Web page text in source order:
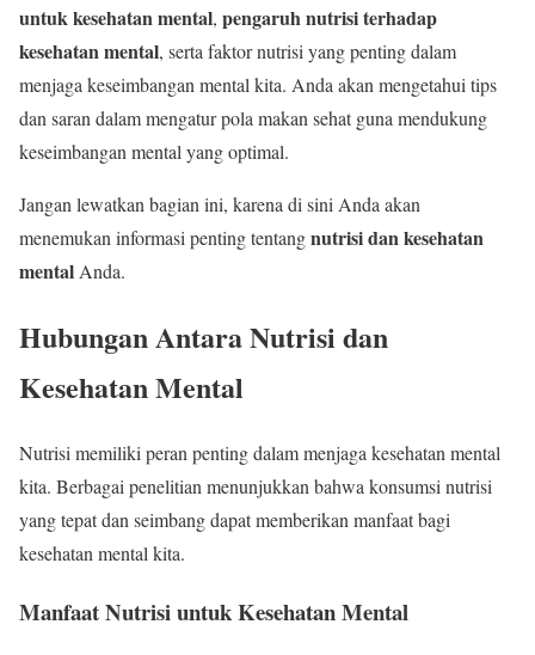
untuk kesehatan mental, pengaruh nutrisi terhadap
kesehatan mental, serta faktor nutrisi yang penting dalam
menjaga keseimbangan mental kita. Anda akan mengetahui tips
dan saran dalam mengatur pola makan sehat guna mendukung
keseimbangan mental yang optimal.
Jangan lewatkan bagian ini, karena di sini Anda akan
menemukan informasi penting tentangnutrisi dan kesehatan
mental Anda.
Hubungan Antara Nutrisi dan
Kesehatan Mental
Nutrisi memiliki peran penting dalam menjaga kesehatan mental
kita. Berbagai penelitian menunjukkan bahwa konsumsi nutrisi
yang tepat dan seimbang dapat memberikan manfaat bagi
kesehatan mental kita.
Manfaat Nutrisi untuk Kesehatan Mental